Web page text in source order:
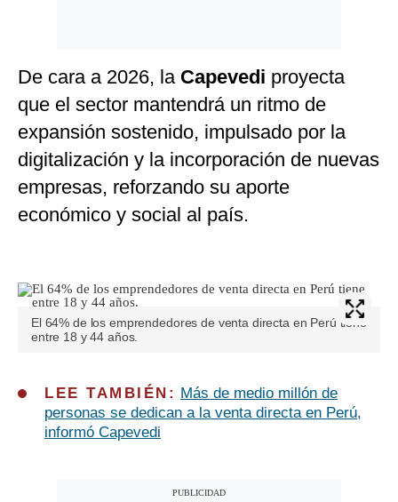
De cara a 2026, la Capevedi proyecta
que el sector mantendrá un ritmo de
expansión sostenido, impulsado por la
digitalización y la incorporación de nuevas
empresas, reforzando su aporte
económico y social al país.
El 64% de los emprendedores de venta directa en Perú tiene
entre 18 y 44 años.
LEE TAMBIÉN: Más de medio millón de
personas se dedican a la venta directa en Perú,
informó Capevedi